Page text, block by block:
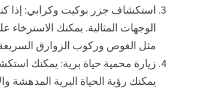
استكشاف جزر بوكيت وكرابي: إذا
الوجهات المثالية. يمكنك الاسترخاء
مثل الغوص وركوب الزوارق
زيارة محمية حياة برية: يمكنك
يمكنك رؤية الحياة البرية المدهشة